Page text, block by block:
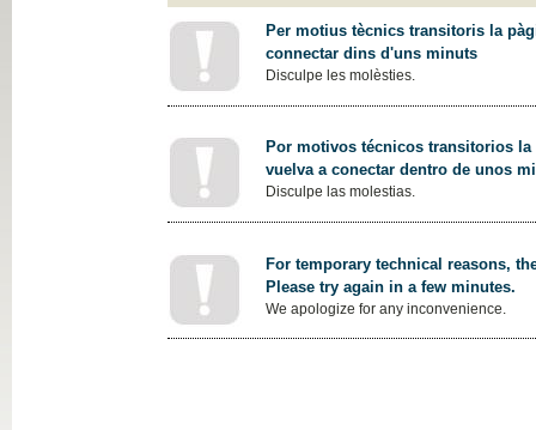
Per motius tècnics transitoris la
connectar dins d'uns minuts
Disculpe les molèsties.
Por motivos técnicos transitorios
vuelva a conectar dentro de unos
Disculpe las molestias.
For temporary technical reasons,
Please try again in a few minutes.
We apologize for any inconvenience.